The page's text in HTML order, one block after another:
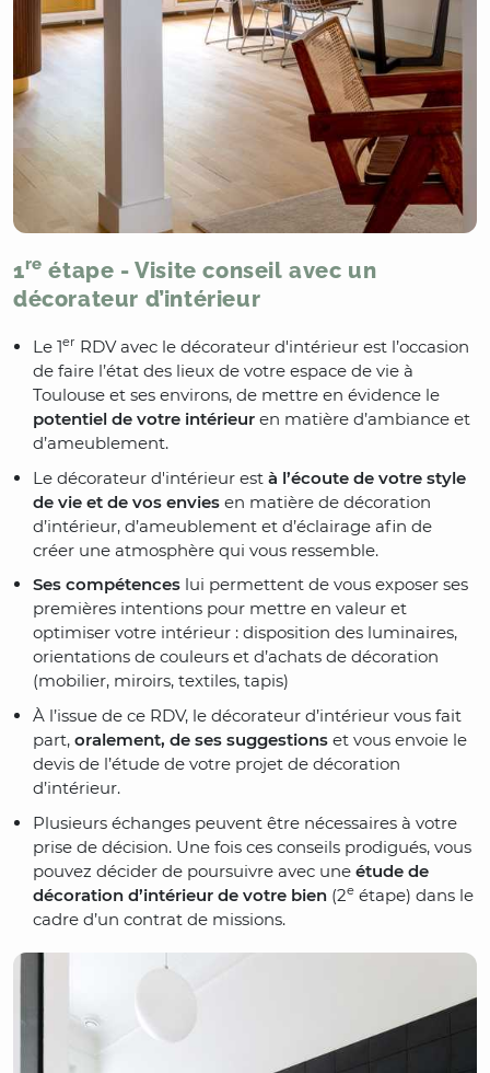
1re étape - Visite conseil avec un
décorateur d’intérieur
Le 1er RDV avec le décorateur d'intérieur est l’occasion
de faire l’état des lieux de votre espace de vie à
Toulouse et ses environs, de mettre en évidence le
potentiel de votre intérieur en matière d’ambiance et
d’ameublement.
Le décorateur d'intérieur est à l’écoute de votre style
de vie et de vos envies en matière de décoration
d’intérieur, d’ameublement et d’éclairage afin de
créer une atmosphère qui vous ressemble.
Ses compétences lui permettent de vous exposer ses
premières intentions pour mettre en valeur et
optimiser votre intérieur : disposition des luminaires,
orientations de couleurs et d’achats de décoration
(mobilier, miroirs, textiles, tapis)
À l’issue de ce RDV, le décorateur d’intérieur vous fait
part, oralement, de ses suggestions et vous envoie le
devis de l’étude de votre projet de décoration
d’intérieur.
Plusieurs échanges peuvent être nécessaires à votre
prise de décision. Une fois ces conseils prodigués, vous
pouvez décider de poursuivre avec une étude de
décoration d’intérieur de votre bien (2e étape) dans le
cadre d’un contrat de missions.